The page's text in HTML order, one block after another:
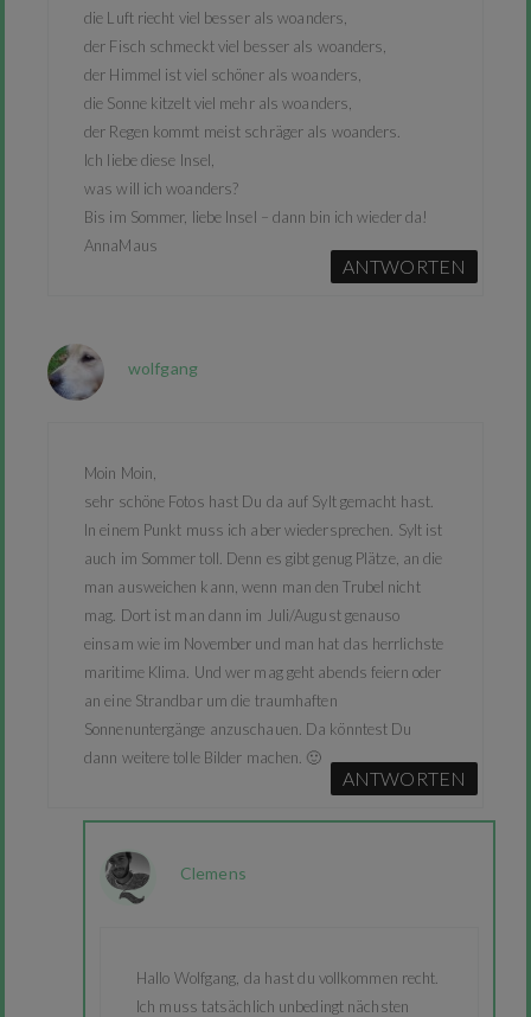
die Luft riecht viel besser als woanders,
der Fisch schmeckt viel besser als woanders,
der Himmel ist viel schöner als woanders,
die Sonne kitzelt viel mehr als woanders,
der Regen kommt meist schräger als woanders.
Ich liebe diese Insel,
was will ich woanders?
Bis im Sommer, liebe Insel – dann bin ich wieder da!
AnnaMaus
ANTWORTEN
wolfgang
Moin Moin,
sehr schöne Fotos hast Du da auf Sylt gemacht hast.
In einem Punkt muss ich aber wiedersprechen. Sylt ist
auch im Sommer toll. Denn es gibt genug Plätze, an die
man ausweichen kann, wenn man den Trubel nicht
mag. Dort ist man dann im Juli/August genauso
einsam wie im November und man hat das herrlichste
maritime Klima. Und wer mag geht abends feiern oder
an eine Strandbar um die traumhaften
Sonnenuntergänge anzuschauen. Da könntest Du
dann weitere tolle Bilder machen. 🙂
ANTWORTEN
Clemens
Hallo Wolfgang, da hast du vollkommen recht.
Ich muss tatsächlich unbedingt nächsten